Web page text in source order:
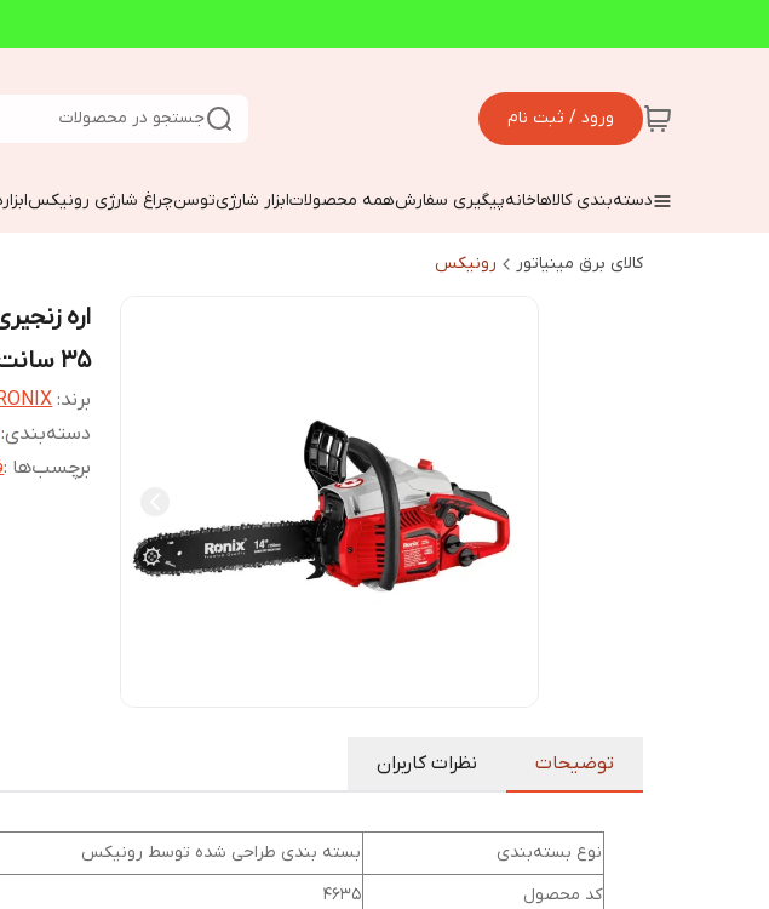
ورود / ثبت نام جستجو در محصولات
دسته‌بندی کالاهاخانهپیگیری سفارشهمه محصولاتابزار شارژیتوسنچراغ شارژی رونیکس
کالای برق مینیاتور رونیکس
۳۵ سانت
برند:
دسته‌بندی:
برچسب‌ها :
توضیحات نظرات کاربران
نوع بسته‌بندی
بسته بندی طراحی شده توسط رونیکس
کد محصول
4635